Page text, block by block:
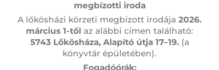
Média
Választás
megbízotti iroda
A lőkösházi körzeti megbízott irodája 2026.
március 1-től az alábbi címen található:
5743 Lőkösháza, Alapító útja 17–19.(a
könyvtár épületében).
Fogadóórák: